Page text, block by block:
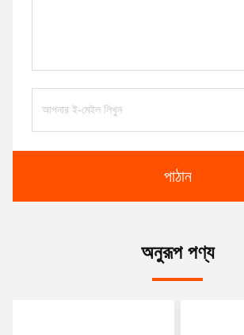
পাঠান
অনুরূপ পণ্য